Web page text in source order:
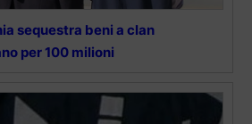
sequestra beni a clan
per 100 milioni